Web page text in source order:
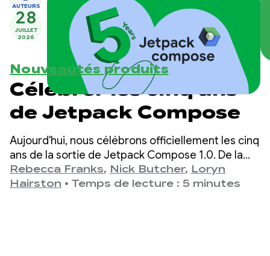
AUTEURS
28
JUILLET
2026
Nouveautés produits
Célébrer les cinq ans
de Jetpack Compose
Aujourd'hui, nous célébrons officiellement les cinq
ans de la sortie de Jetpack Compose 1.0. De la
version 1.0, annoncée le 28 juillet 2021, à notre
dernière version 1.11, nous avons vu les API
Rebecca Franks, Nick Butcher, Loryn
Hairston • Temps de lecture : 5 minutes